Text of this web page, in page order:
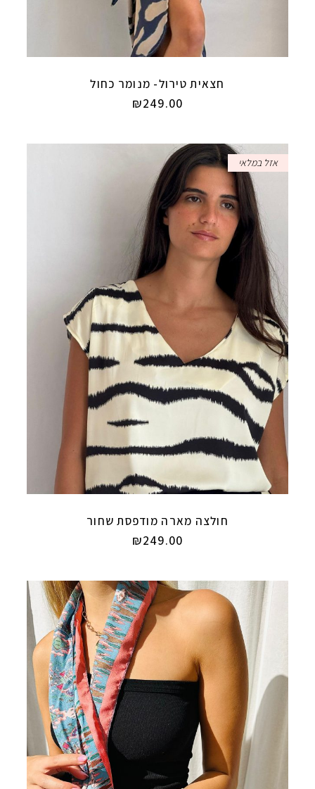
חצאית טירול- מנומר כחול
₪249.00
אזל במלאי
חולצה מארה מודפסת שחור
₪249.00